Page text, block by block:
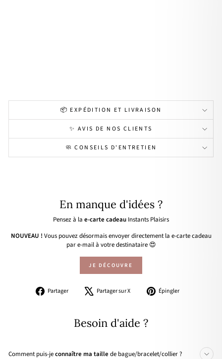
📦 EXPÉDITION ET LIVRAISON
✨ AVIS DE NOS CLIENTS
🧼 CONSEILS D'ENTRETIEN
En manque d'idées ?
Pensez à la e-carte cadeau Instants Plaisirs
NOUVEAU ! Vous pouvez désormais envoyer directement la e-carte cadeau
par e-mail à votre destinataire 😍
JE DÉCOUVRE
Partager
PartagerPartager sur X
Tweeter Épingler
Besoin d'aide ?
Comment puis-jeconnaître ma taille de bague/bracelet/collier ?